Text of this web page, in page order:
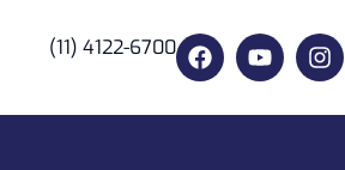
(11) 4122-6700